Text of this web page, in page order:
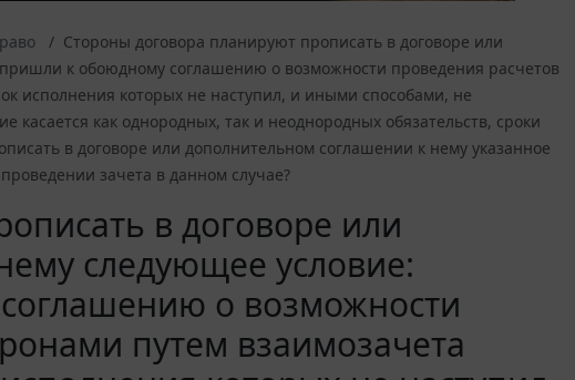
Стороны договора планируют прописать в договоре или
к обоюдному соглашению о возможности проведения расчетов
исполнения которых не наступил, и иными способами, не
как однородных, так и неоднородных обязательств, сроки
в договоре или дополнительном соглашении к нему указанное
зачета в данном случае?
в договоре или
следующее условие:
о возможности
путем взаимозачета